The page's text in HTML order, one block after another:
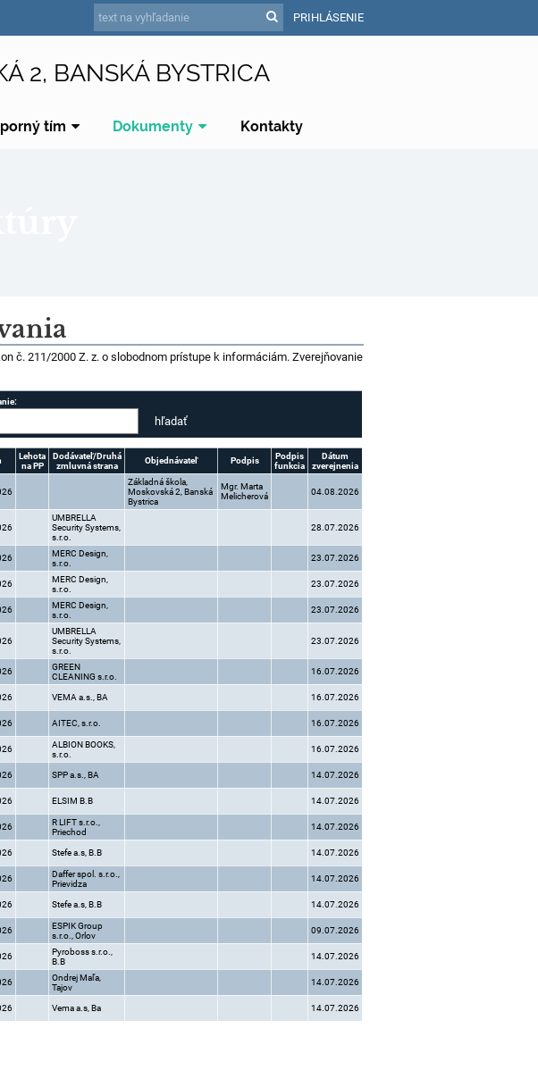
PRIHLÁSENIE
2, BANSKÁ BYSTRICA
tím Dokumenty Kontakty
č. 211/2000 Z. z. o slobodnom prístupe k informáciám. Zverejňovanie
Lehota
na PP
Dodávateľ/Druhá
zmluvná strana
Objednávateľ Podpis
Podpis
funkcia
Dátum
zverejnenia
Základná škola,
Moskovská 2, Banská
Bystrica
Mgr. Marta
Melicherová
04.08.2026
UMBRELLA
Security Systems,
s.r.o.
28.07.2026
MERC Design,
s.r.o.
23.07.2026
MERC Design,
s.r.o.
23.07.2026
MERC Design,
s.r.o.
23.07.2026
UMBRELLA
Security Systems,
s.r.o.
23.07.2026
GREEN
CLEANING s.r.o.
16.07.2026
VEMA a.s., BA 16.07.2026
AITEC, s.r.o. 16.07.2026
ALBION BOOKS,
s.r.o.
16.07.2026
SPP a.s., BA 14.07.2026
ELSIM B.B 14.07.2026
R LIFT s.r.o.,
Priechod
14.07.2026
Stefe a.s, B.B 14.07.2026
Daffer spol. s.r.o.,
Prievidza
14.07.2026
Stefe a.s, B.B 14.07.2026
ESPIK Group
s.r.o., Orlov
09.07.2026
Pyroboss s.r.o.,
B.B
14.07.2026
Ondrej Maľa,
Tajov
14.07.2026
Vema a.s, Ba 14.07.2026